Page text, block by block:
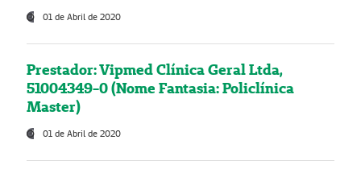
01 de Abril de 2020
Prestador: Vipmed Clínica Geral Ltda,
51004349-0 (Nome Fantasia: Policlínica
Master)
01 de Abril de 2020